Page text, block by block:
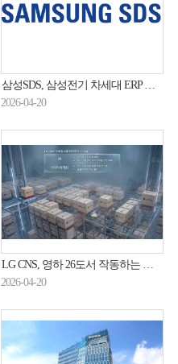
삼성SDS, 삼성전기 차세대 ERP 구축 완료
2026-04-20
LG CNS, 영하 26도서 작동하는 물류 로봇 공개…북미 시장 공략
2026-04-20